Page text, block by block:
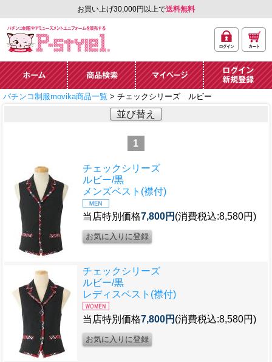
お買い上げ30,000円以上で送料無料
ーズメントユニフォー
ム通販「P-style 1」.
イン
ト
ホーム 商品検索 マイページ
ログイン・新規
パチンコ制服movika商品一覧 > チェックシリーズ ルビー
並び替え
1
チェックシリーズ
ルビー/黒
メンズベスト(襟付)
当店特別価格7,800円 (消費税込:8,580円)
チェックシリーズ
ルビー/黒
レディスベスト(襟付)
当店特別価格7,800円 (消費税込:8,580円)